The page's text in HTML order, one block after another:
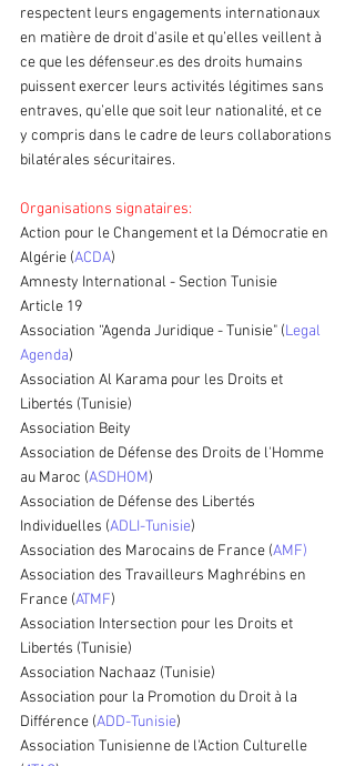
respectent leurs engagements internationaux
en matière de droit d'asile et qu’elles veillent à
ce que les défenseur.es des droits humains
puissent exercer leurs activités légitimes sans
entraves, qu’elle que soit leur nationalité, et ce
y compris dans le cadre de leurs collaborations
bilatérales sécuritaires.
Organisations signataires:
Action pour le Changement et la Démocratie en
Algérie (ACDA)
Amnesty International - Section Tunisie
Article 19
Association “Agenda Juridique - Tunisie" (Legal
Agenda)
Association Al Karama pour les Droits et
Libertés (Tunisie)
Association Beity
Association de Défense des Droits de l'Homme
au Maroc (ASDHOM)
Association de Défense des Libertés
Individuelles (ADLI-Tunisie)
Association des Marocains de France (AMF)
Association des Travailleurs Maghrébins en
France (ATMF)
Association Intersection pour les Droits et
Libertés (Tunisie)
Association Nachaaz (Tunisie)
Association pour la Promotion du Droit à la
Différence (ADD-Tunisie)
Association Tunisienne de l'Action Culturelle